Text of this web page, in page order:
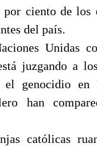
por ciento de los
del país.
Unidas
juzgando a
el genocidio en
han
católicas